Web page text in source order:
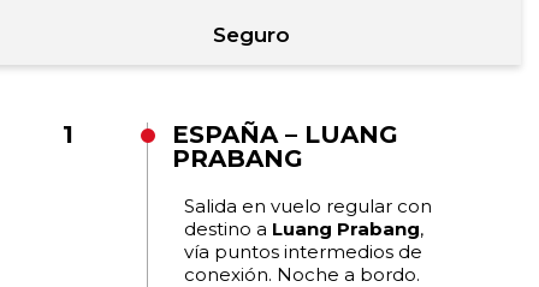
Seguro
1
ESPAÑA – LUANG
PRABANG
Salida en vuelo regular con
destino a Luang Prabang,
vía puntos intermedios de
conexión. Noche a bordo.